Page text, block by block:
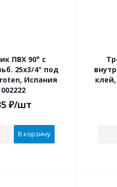
ПВХ 90° с
под
Испания
₽/шт
В корзину